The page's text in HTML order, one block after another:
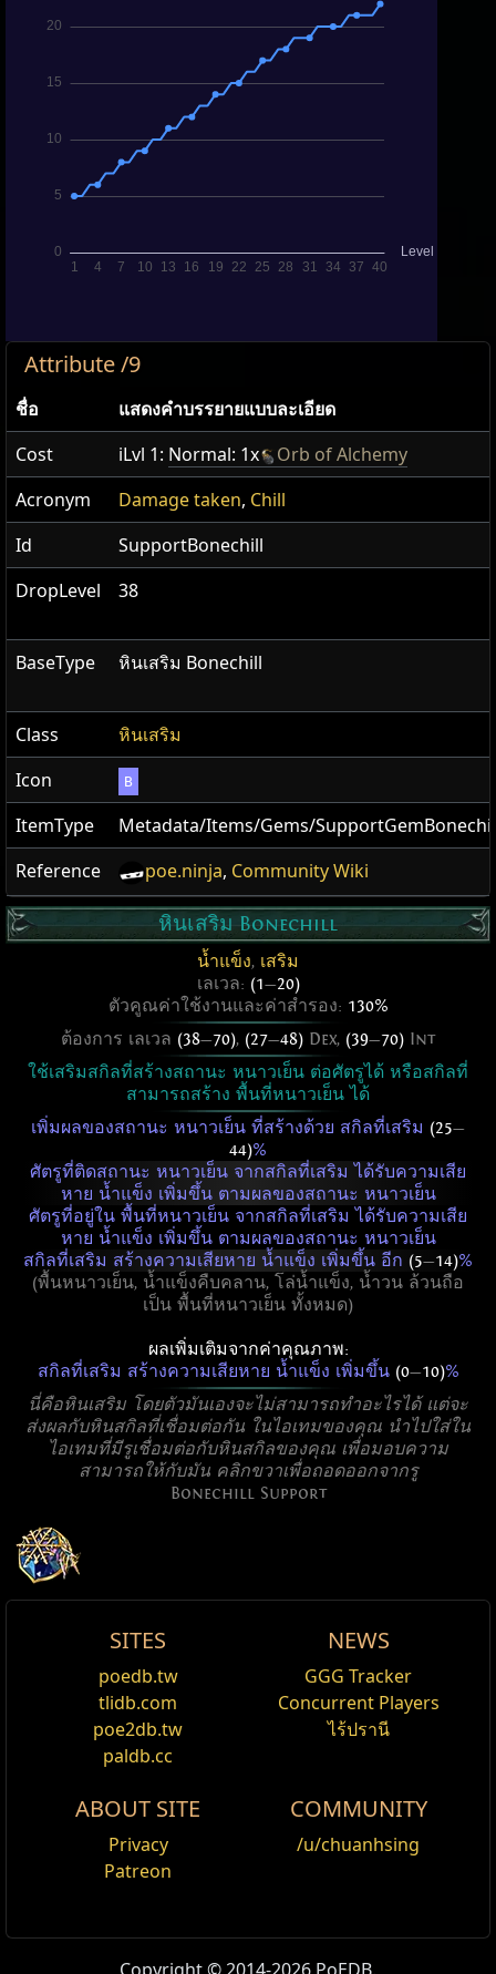
Attribute /9
ชื่อ
แสดง​คำ​บรรยายแบบ​ละเอียด
Cost
iLvl 1: Normal: 1x
Orb of Alchemy
Acronym
Damage taken, Chill
Id
SupportBonechill
DropLevel
38
BaseType หินเสริม Bonechill
Class
หินเสริม
Icon
B
ItemType
Metadata/Items/Gems/
Reference
poe.ninja, Community Wiki
หินเสริม Bonechill
น้ำแข็ง, เสริม
เลเวล: (1—20)
ตัวคูณค่าใช้งานและค่าสำรอง: 130%
ต้องการ เลเวล (38—70), (27—48) Dex, (39—70) Int
ใช้เสริมสกิลที่สร้างสถานะ หนาวเย็น ต่อศัตรูได้ หรือสกิลที่
สามารถสร้าง พื้นที่หนาวเย็น ได้
เพิ่มผลของสถานะ หนาวเย็น ที่สร้างด้วย สกิลที่เสริม (25—
44)%
ศัตรูที่ติดสถานะ หนาวเย็น จากสกิลที่เสริม ได้รับความเสีย
หาย น้ำแข็ง เพิ่มขึ้น ตามผลของสถานะ หนาวเย็น
ศัตรูที่อยู่ใน พื้นที่หนาวเย็น จากสกิลที่เสริม ได้รับความเสีย
หาย น้ำแข็ง เพิ่มขึ้น ตามผลของสถานะ หนาวเย็น
สกิลที่เสริม สร้างความเสียหาย น้ำแข็ง เพิ่มขึ้น อีก (5—14)%
(พื้นหนาวเย็น, น้ำแข็งคืบคลาน, โล่น้ำแข็ง, น้ำวน ล้วนถือ
เป็น พื้นที่หนาวเย็น ทั้งหมด)
ผลเพิ่มเติมจากค่าคุณภาพ:
สกิลที่เสริม สร้างความเสียหาย น้ำแข็ง เพิ่มขึ้น (0—10)%
นี่คือหินเสริม โดยตัวมันเองจะไม่สามารถทำอะไรได้ แต่จะ
ส่งผลกับหินสกิลที่เชื่อมต่อกัน ในไอเทมของคุณ นำไปใส่ใน
ไอเทมที่มีรูเชื่อมต่อกับหินสกิลของคุณ เพื่อมอบความ
สามารถให้กับมัน คลิกขวาเพื่อถอดออกจากรู
Bonechill Support
ChillingArea
กระโดดขึ้นกลางอากาศเพื่อลงมาจู่โจมพื้นที่เป้าหมาย
สร้างความเสียหายและผลักศัตรูออกไปด้วยอาวุธของ
คุณ คุณจะผลักศัตรูที่คุณทับออกไปให้พ้นทาง ต้องใช้กับ
ต้องการ เลเวล Str,62Int
เพิ่มความเสียหาย ธาตุ22%
หินที่ใส่ ถูกเสริมด้วย Hypothermia เลเวล
หินที่ใส่ ถูกเสริมด้วย Cold Penetration เลเวล
หินที่ใส่ ถูกเสริมด้วย Added Cold Damage
เลเวล15
Royale Bitterdream
ต้องการ เลเวล1
หิน Recipe /1
ข้อเสนอ
ข้อเสนอของ
หินเสริม Hypothermia
หินเสริม Ice Bite
หินเสริม Cold Penetration
หินเสริม Inspiration
Bitterdream
Bonechill Support
Bonechill Supportis a
gem that grants the
supported skill more cold damage and increased
from all sources based on the magnitude of the chill
effect applied by the skill.
Skill functions and interactions
whether the cold damage originates from a piece of
SITES
poedb.tw
tlidb.com
poe2db.tw
paldb.cc
NEWS
GGG Tracker
Concurrent Players
ไร้ปรานี
ABOUT SITE
Privacy
Patreon
COMMUNITY
/u/chuanhsing